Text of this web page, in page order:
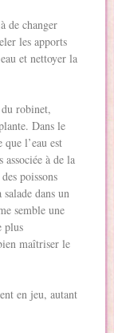
de changer
les apports
et nettoyer la
robinet,
Dans le
l’eau est
associée à de la
poissons
dans un
semble une
plus
maîtriser le
en jeu, autant